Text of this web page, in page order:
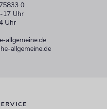
0
17 Uhr
Uhr
allgemeine.de
allgemeine.de